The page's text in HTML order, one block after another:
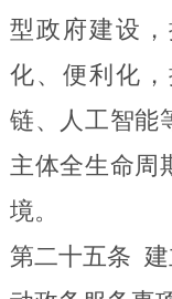
型政府建设
化、便利化
链、人工智能
主体全生命周
境。
第二十五条